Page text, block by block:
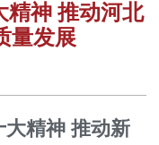
精神 推动河北
量发展
精神 推动新